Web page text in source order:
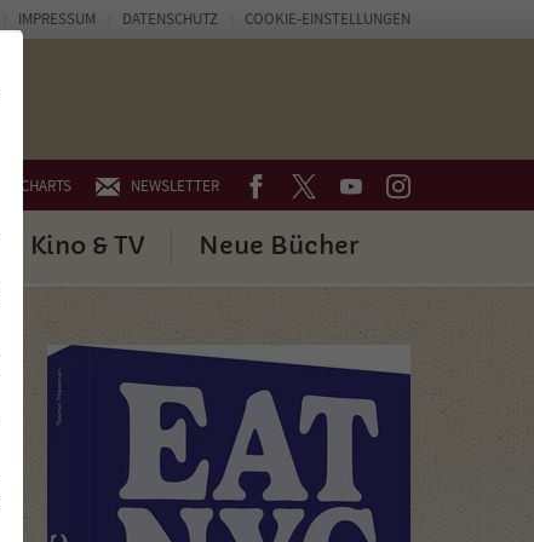
CHARTS NEWSLETTER FACEBOOKTWITTERYOUTUBEINSTAGRAM
Kino & TV Neue Bücher
IMPRESSUM DATENSCHUTZ COOKIE-EINSTELLUNGEN